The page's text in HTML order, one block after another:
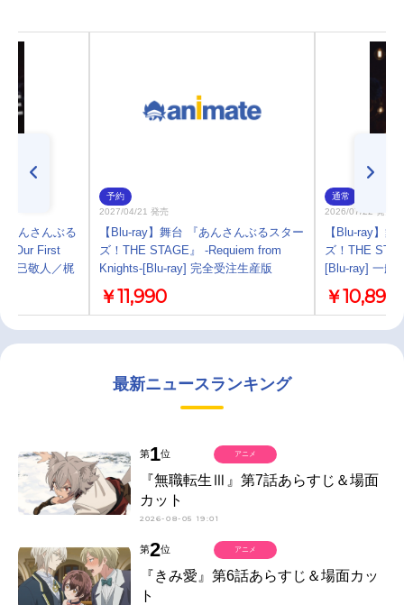
あんさんぶる
-Our First
巳敬人／梶
予約
2027/04/21 発売
【Blu-ray】舞台 『あんさんぶるスター
ズ！THE STAGE』 -Requiem from
Knights-[Blu-ray] 完全受注生産版
￥11,990
通常
2026/07/22 発売
【Blu-ray】
ズ！THE
[Blu-ray] 一般
￥10,890
最新ニュースランキング
第1位
『無職転生Ⅲ』第7話あらすじ＆場面
カット
2026-08-05 19:01
アニメ
第2位
『きみ愛』第6話あらすじ＆場面カッ
ト
アニメ